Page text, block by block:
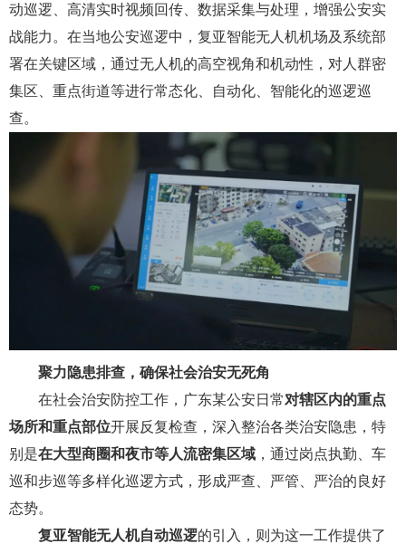
动巡逻、高清实时视频回传、数据采集与处理，增强公安实
战能力。在当地公安巡逻中，复亚智能无人机机场及系统部
署在关键区域，通过无人机的高空视角和机动性，对人群密
集区、重点街道等进行常态化、自动化、智能化的巡逻巡
查。
聚力隐患排查，确保社会治安无死角
在社会治安防控工作，广东某公安日常对辖区内的重点
场所和重点部位开展反复检查，深入整治各类治安隐患，特
别是在大型商圈和夜市等人流密集区域 ，通过岗点执勤、车
巡和步巡等多样化巡逻方式，形成严查、严管、严治的良好
态势。
复亚智能无人机自动巡逻的引入，则为这一工作提供了